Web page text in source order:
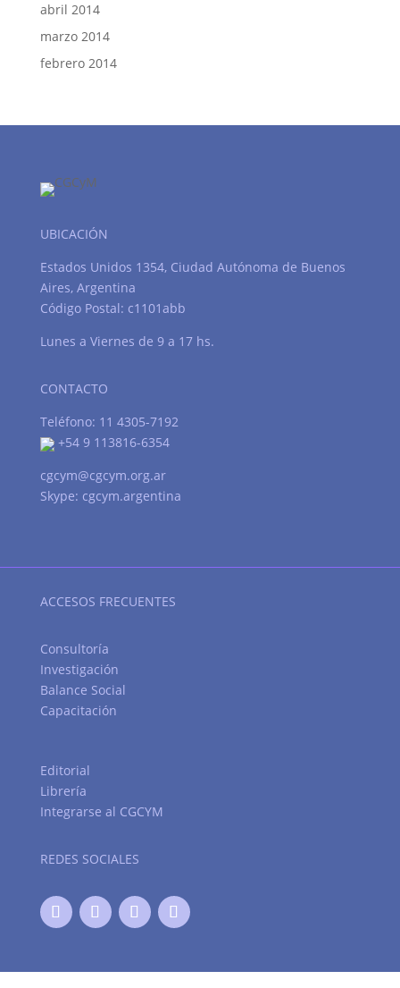
abril 2014
marzo 2014
febrero 2014
UBICACIÓN
Estados Unidos 1354, Ciudad Autónoma de Buenos
Aires, Argentina
Código Postal: c1101abb
Lunes a Viernes de 9 a 17 hs.
CONTACTO
Teléfono: 11 4305-7192
+54 9 113816-6354
cgcym@cgcym.org.ar
Skype: cgcym.argentina
ACCESOS FRECUENTES
Consultoría
Investigación
Balance Social
Capacitación
Editorial
Librería
Integrarse al CGCYM
REDES SOCIALES